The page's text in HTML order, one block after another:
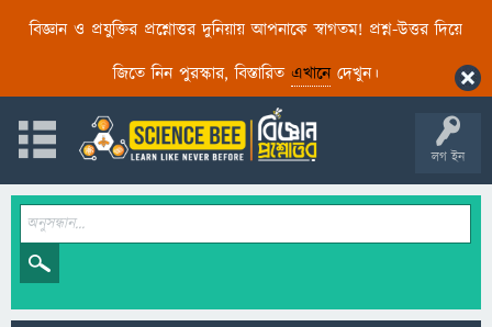
বিজ্ঞান ও প্রযুক্তির প্রশ্নোত্তর দুনিয়ায় আপনাকে স্বাগতম! প্রশ্ন-উত্তর দিয়ে
জিতে নিন পুরস্কার, বিস্তারিত এখানেদেখুন।
লগ ইন